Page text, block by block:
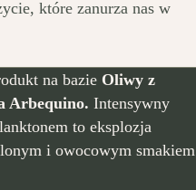
które zanurza nas w
na bazie Oliwy z
Arbequino. Intensywny
to eksplozja
i owocowym smakiem